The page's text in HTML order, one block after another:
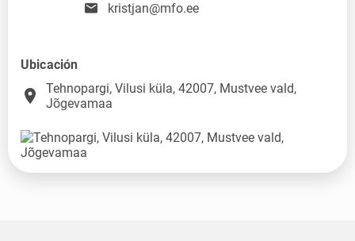
kristjan@mfo.ee
Ubicación
place
Tehnopargi, Vilusi küla, 42007, Mustvee vald,
Jõgevamaa